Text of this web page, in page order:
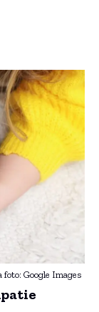
foto: Google Images